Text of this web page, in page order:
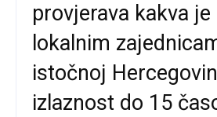
provjerava kakva
lokalnim
istočnoj
izlaznost do 15